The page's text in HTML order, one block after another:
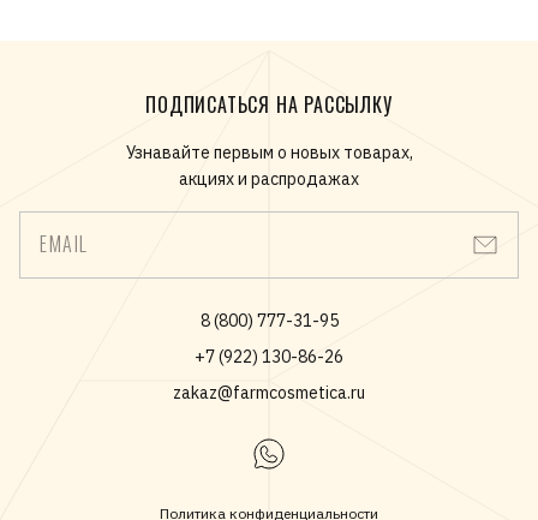
ПОДПИСАТЬСЯ НА РАССЫЛКУ
Узнавайте первым о новых товарах,
акциях и распродажах
EMAIL
8 (800) 777-31-95
+7 (922) 130-86-26
zakaz@farmcosmetica.ru
Политика конфиденциальности